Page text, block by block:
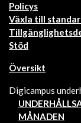
Policys
Växla till
Stöd
Översikt
Digicampus
MÅNADEN